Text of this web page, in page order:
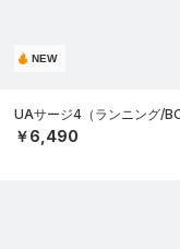
NEW
UAサージ4（ランニング/
￥6,490